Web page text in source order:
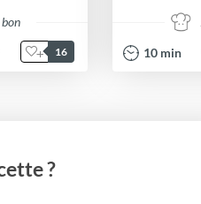
bon
16 10 min
?